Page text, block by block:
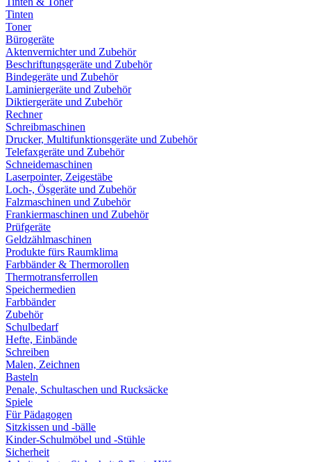
Tinten
Toner
Bürogeräte
Aktenvernichter und Zubehör
Beschriftungsgeräte und Zubehör
Bindegeräte und Zubehör
Laminiergeräte und Zubehör
Diktiergeräte und Zubehör
Rechner
Schreibmaschinen
Drucker, Multifunktionsgeräte und Zubehör
Telefaxgeräte und Zubehör
Schneidemaschinen
Laserpointer, Zeigestäbe
Loch-, Ösgeräte und Zubehör
Falzmaschinen und Zubehör
Frankiermaschinen und Zubehör
Prüfgeräte
Geldzählmaschinen
Produkte fürs Raumklima
Farbbänder & Thermorollen
Thermotransferrollen
Speichermedien
Farbbänder
Zubehör
Schulbedarf
Hefte, Einbände
Schreiben
Malen, Zeichnen
Basteln
Penale, Schultaschen und Rucksäcke
Spiele
Für Pädagogen
Sitzkissen und -bälle
Kinder-Schulmöbel und -Stühle
Sicherheit